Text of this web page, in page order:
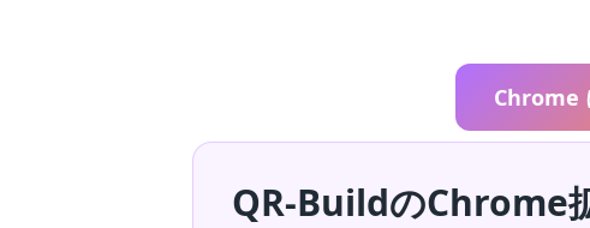
Chrome
QR-BuildのChrome